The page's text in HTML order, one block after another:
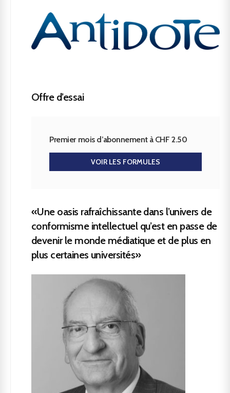
Offre d’essai
Premier mois d’abonnement à CHF 2.50
VOIR LES FORMULES
«Une oasis rafraîchissante dans l’univers de
conformisme intellectuel qu’est en passe de
devenir le monde médiatique et de plus en
plus certaines universités»